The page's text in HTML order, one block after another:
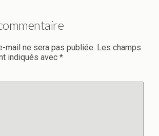
mail ne sera pas publiée. Les champs
indiqués avec *